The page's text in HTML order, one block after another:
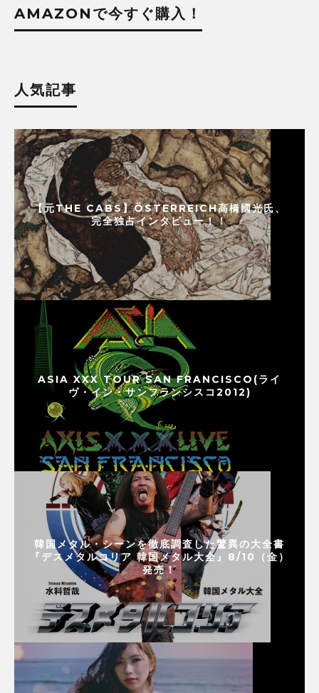
AMAZONで今すぐ購入！
人気記事
【元THE CABS】ÖSTERREICH高橋國光氏、
完全独占インタビュー！！
ASIA XXX TOUR SAN FRANCISCO(ライ
ヴ・イン・サンフランシスコ2012)
韓国メタル・シーンを徹底調査した驚異の大全書
『デスメタルコリア 韓国メタル大全』8/10（金）
発売！